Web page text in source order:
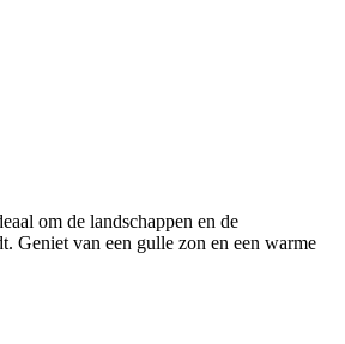
om de landschappen en de
Geniet van een gulle zon en een warme